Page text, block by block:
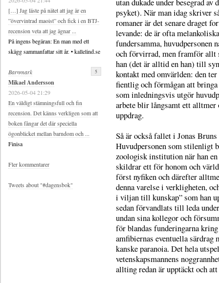
psyket). När man idag skriver
romaner är det senare draget
levande: de är ofta
fundersamma, huvudpersonen
och förvirrad, men framför allt
han (det är alltid en han) till
kontakt med omvärlden: den
fientlig och förmågan att
som inledningsvis utgör
arbete blir långsamt ett
uppdrag.
Så är också fallet i Jonas
Huvudpersonen som stilenligt
zoologisk institution när han
skildrar ett för honom och
först nyfiken och därefter
denna varelse i verkligheten,
i viljan till kunskap” som han
sedan förvandlats till leda
undan sina kollegor och
för blandas funderingarna
amfibiernas eventuella särdrag
kanske paranoia. Det hela
vetenskapsmannens
allting redan är upptäckt och
[…] Jag läste på nätet att jag är en
”övervintrad maoist” och fick i en BTJ-
recension veta att jag ägnar ...
På ingens begäran: En man med ett
skägg sammanfattar sitt år. • kallelind.se
Barnmark
Mikael Andersson
2026-05-04 21:29
En väldigt stämningsfull och fin
recension. Det känns verkligen som att
boken fångar det där speciella
ögonblicket mellan barndom och ...
Finisa
5
Fler kommentarer
Tweets about "#dagensbok"